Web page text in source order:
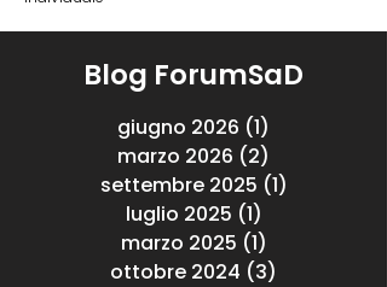
Blog ForumSaD
giugno 2026 (1)
marzo 2026 (2)
settembre 2025 (1)
luglio 2025 (1)
marzo 2025 (1)
ottobre 2024 (3)